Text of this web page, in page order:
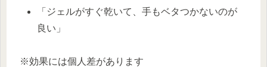
「ジェルがすぐ乾いて、手もベタつかないのが
良い」
※効果には個人差があります